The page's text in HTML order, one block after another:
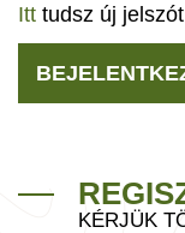
Itt tudsz új
KÉRJÜK